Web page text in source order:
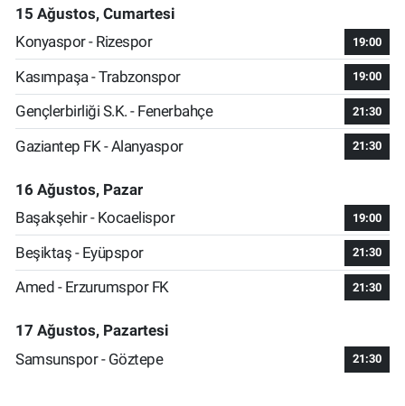
15 Ağustos, Cumartesi
Konyaspor - Rizespor
19:00
Kasımpaşa - Trabzonspor 19:00
Gençlerbirliği S.K. - Fenerbahçe 21:30
Gaziantep FK - Alanyaspor 21:30
16 Ağustos, Pazar
Başakşehir - Kocaelispor
19:00
Beşiktaş - Eyüpspor 21:30
Amed - Erzurumspor FK 21:30
17 Ağustos, Pazartesi
Samsunspor - Göztepe
21:30